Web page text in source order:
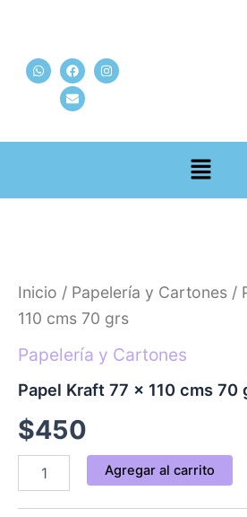
contenido
W
h
a
F
a
c
e
b
I
n
s
E
n
v
e
l
Inicio / Papelería y Cartones /
110 cms 70 grs
Papelería y Cartones
Papel Kraft 77 x 110 cms 70
$450
110
cms
grs
cantidad
Agregar al carrito